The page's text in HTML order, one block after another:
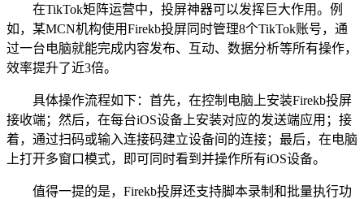
在TikTok矩阵运营中，投屏神器可以发挥巨大作用。例
如，某MCN机构使用Firekb投屏同时管理8个TikTok账号，通
过一台电脑就能完成内容发布、互动、数据分析等所有操作，
效率提升了近3倍。
具体操作流程如下：首先，在控制电脑上安装Firekb投屏
接收端；然后，在每台iOS设备上安装对应的发送端应用；接
着，通过扫码或输入连接码建立设备间的连接；最后，在电脑
上打开多窗口模式，即可同时看到并操作所有iOS设备。
值得一提的是，Firekb投屏还支持脚本录制和批量执行功